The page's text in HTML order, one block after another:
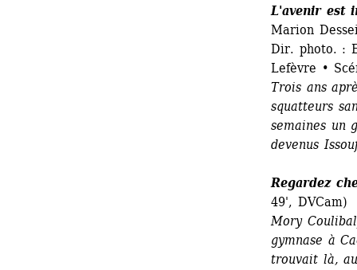
L'avenir est
Marion
Dir. photo. :
Lefèvre •
Trois ans
squatteurs
semaines un
devenus
Regardez
49', DVCam)
Mory
gymnase à
trouvait là,